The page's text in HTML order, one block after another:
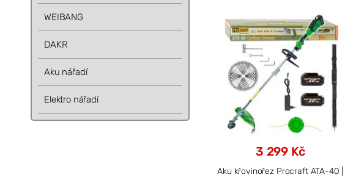
WEIBANG
DAKR
Aku nářadí
Elektro nářadí
3 299 Kč
Aku křovinořez Procraft ATA-40 |